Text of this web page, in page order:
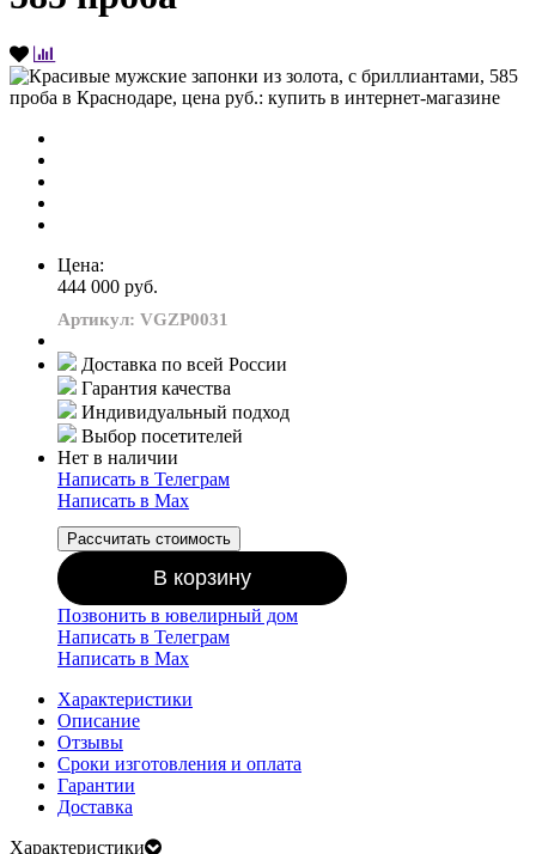
Цена:
444 000 руб.
Артикул: VGZP0031
Доставка по всей России
Гарантия качества
Индивидуальный подход
Выбор посетителей
Нет в наличии
Написать в Телеграм
Написать в Мах
Рассчитать стоимость
В корзину
Позвонить в ювелирный дом
Написать в Телеграм
Написать в Мах
Характеристики
Описание
Отзывы
Сроки изготовления и оплата
Гарантии
Доставка
Характеристики